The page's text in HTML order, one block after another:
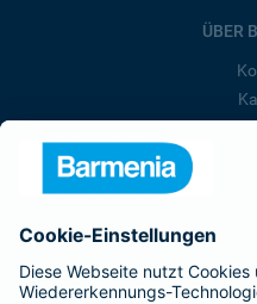
ÜBER
Barmenia ist Teil